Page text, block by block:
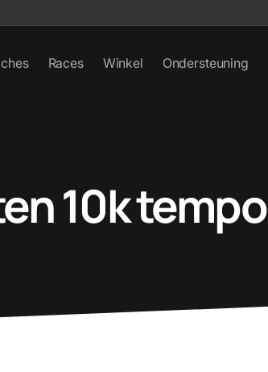
Races Winkel Ondersteuning
10k